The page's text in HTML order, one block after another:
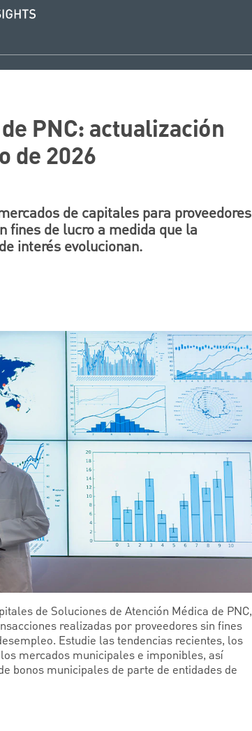
PNC: actualización
de 2026
de capitales para proveedores
fines de lucro a medida que la
interés evolucionan.
de Soluciones de Atención Médica de PNC,
realizadas por proveedores sin fines
Estudie las tendencias recientes, los
mercados municipales e imponibles, así
bonos municipales de parte de entidades de